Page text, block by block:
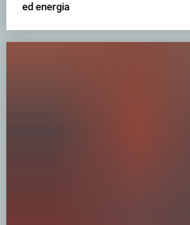
ed energia